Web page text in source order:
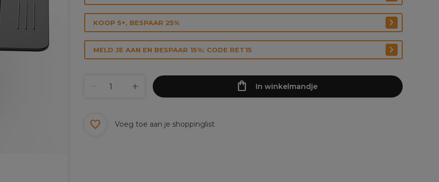
KOOP 5+, BESPAAR 25%
MELD JE AAN EN BESPAAR 15%: CODE RET15
In winkelmandje
Voeg toe aan je shoppinglist